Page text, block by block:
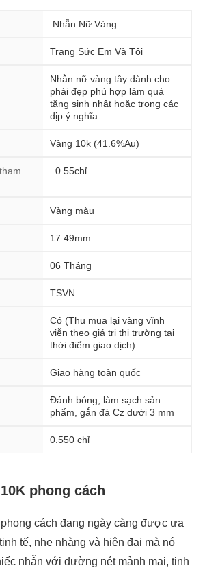
Nhẫn Nữ Vàng
Trang Sức Em Và Tôi
Nhẫn nữ vàng tây dành cho
phái đẹp phù hợp làm quà
tặng sinh nhật hoặc trong các
dịp ý nghĩa
Vàng 10k (41.6%Au)
0.55chỉ
Vàng màu
17.49mm
06 Tháng
TSVN
Có (Thu mua lại vàng vĩnh
viễn theo giá trị thị trường tại
thời điểm giao dịch)
Giao hàng toàn quốc
Đánh bóng, làm sạch sản
phẩm, gắn đá Cz dưới 3 mm
0.550 chỉ
phong cách
cách đang ngày càng được ưa
tế, nhẹ nhàng và hiện đại mà nó
nhẫn với đường nét mảnh mai, tinh